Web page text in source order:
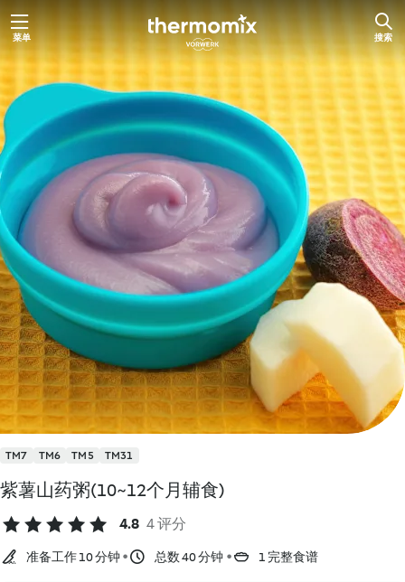
跳
至
内
容
菜单 搜索
TM7 TM6 TM5 TM31
紫薯山药粥(10~12个月辅食)
4.8 4 评分
准备工作 10 分钟 总数 40 分钟 1 完整食谱